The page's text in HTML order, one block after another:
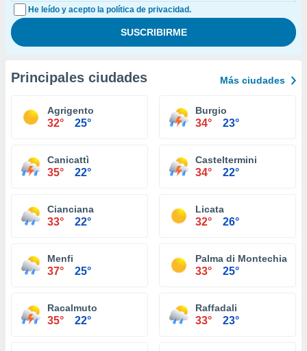
He leído y acepto la política de privacidad.
Principales ciudades Más ciudades
Agrigento
32° 25°
Burgio
34° 23°
Canicattì
35° 22°
Casteltermini
34° 22°
Cianciana
33° 22°
Licata
32° 26°
Menfi
37° 25°
Palma di Montechiaro
33° 25°
Racalmuto
35° 22°
Raffadali
33° 23°